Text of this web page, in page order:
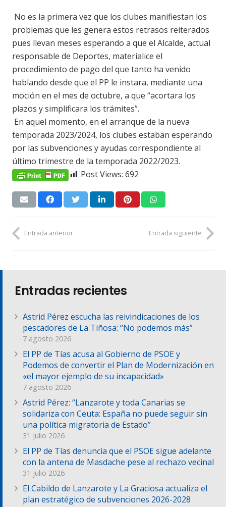
No es la primera vez que los clubes manifiestan los
problemas que les genera estos retrasos reiterados
pues llevan meses esperando a que el Alcalde, actual
responsable de Deportes, materialice el
procedimiento de pago del que tanto ha venido
hablando desde que el PP le instara, mediante una
moción en el mes de octubre, a que “acortara los
plazos y simplificara los trámites”.
En aquel momento, en el arranque de la nueva
temporada 2023/2024, los clubes estaban esperando
por las subvenciones y ayudas correspondiente al
último trimestre de la temporada 2022/2023.
Post Views: 692
Entrada anterior Entrada siguiente
Entradas recientes
Astrid Pérez escucha las reivindicaciones de los
pescadores de La Tiñosa: “No podemos más”
7 agosto 2026
El PP de Tías acusa al Gobierno de PSOE y
Podemos de convertir el Plan de Modernización en
«el mayor ejemplo de su incapacidad»
7 agosto 2026
Astrid Pérez: “Lanzarote y toda Canarias se
solidariza con Ceuta: España no puede seguir sin
una política migratoria de Estado”
31 julio 2026
El PP de Tías denuncia que el PSOE sigue adelante
con la antena de Masdache pese al rechazo vecinal
31 julio 2026
El Cabildo de Lanzarote y La Graciosa actualiza el
plan estratégico de subvenciones 2026-2028